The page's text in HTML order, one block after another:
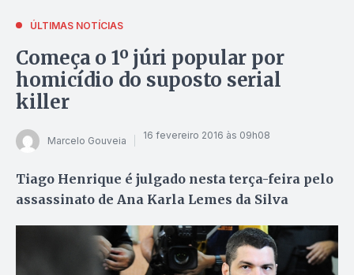
ÚLTIMAS NOTÍCIAS
Começa o 1º júri popular por
homicídio do suposto serial
killer
Marcelo Gouveia 16 fevereiro 2016 às 09h08
Tiago Henrique é julgado nesta terça-feira pelo
assassinato de Ana Karla Lemes da Silva